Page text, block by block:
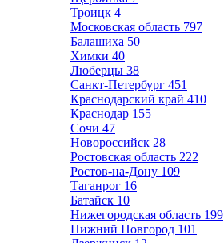
Троицк 4
Московская область 797
Балашиха 50
Химки 40
Люберцы 38
Санкт-Петербург 451
Краснодарский край 410
Краснодар 155
Сочи 47
Новороссийск 28
Ростовская область 222
Ростов-на-Дону 109
Таганрог 16
Батайск 10
Нижегородская область 199
Нижний Новгород 101